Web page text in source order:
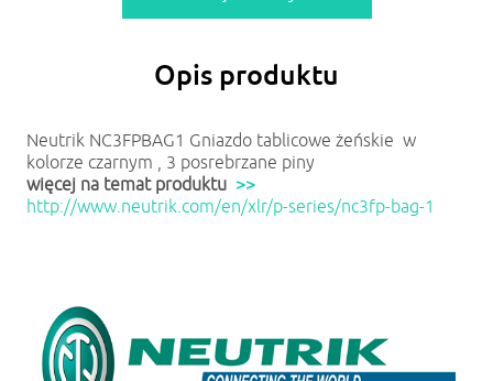
Opis produktu
Neutrik NC3FPBAG1 Gniazdo tablicowe żeńskie w
kolorze czarnym , 3 posrebrzane piny
więcej na temat produktu >>
http://www.neutrik.com/en/xlr/p-series/nc3fp-bag-1